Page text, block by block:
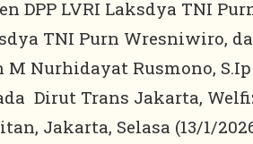
DPP LVRI Laksdya TNI
TNI Purn Wresniwiro,
M Nurhidayat Rusmono,
Dirut Trans Jakarta,
Jakarta, Selasa (13/1/